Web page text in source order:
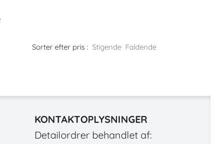
Sorter efter pris : Stigende Faldende
KONTAKTOPLYSNINGER
Detailordrer behandlet af: